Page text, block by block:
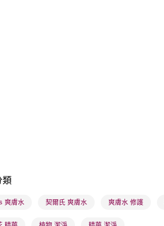
類
爽膚水 契爾氏 爽膚水 爽膚水 修護